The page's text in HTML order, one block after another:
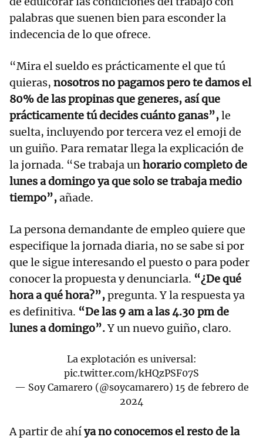
palabras que suenen bien para esconder la
indecencia de lo que ofrece.
“Mira el sueldo es prácticamente el que tú
quieras, nosotros no pagamos pero te damos el
80% de las propinas que generes, así que
prácticamente tú decides cuánto ganas”,le
suelta, incluyendo por tercera vez el emoji de
un guiño. Para rematar llega la explicación de
la jornada. “Se trabaja unhorario completo de
lunes a domingo ya que solo se trabaja medio
tiempo”,añade.
La persona demandante de empleo quiere que
especifique la jornada diaria, no se sabe si por
que le sigue interesando el puesto o para poder
conocer la propuesta y denunciarla. “¿De qué
hora a qué hora?”,pregunta. Y la respuesta ya
es definitiva. “De las 9 am a las 4.30 pm de
lunes a domingo”.Y un nuevo guiño, claro.
La explotación es universal:
pic.twitter.com/kHQzPSF07S
— Soy Camarero (@soycamarero) 15 de febrero de
2024
A partir de ahíya no conocemos el resto de la